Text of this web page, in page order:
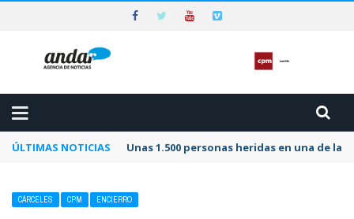
ÚLTIMAS NOTICIAS Unas 1.500 personas heridas en una de
CÁRCELES CPM ENCIERRO